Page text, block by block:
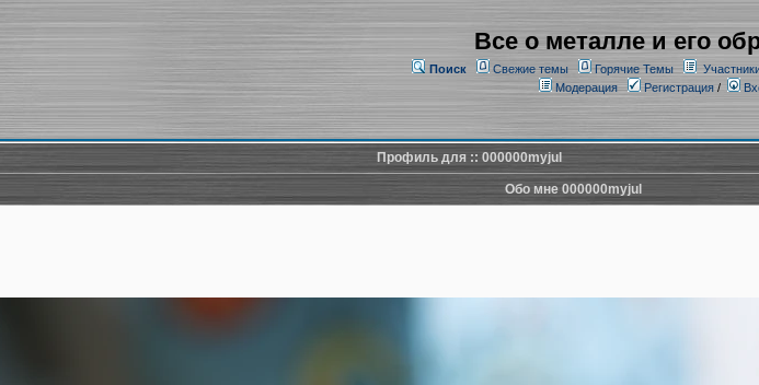
Все о металле и его
Поиск Свежие темы Горячие Темы
Модерация
Регистрация /
Профиль для :: 000000myjul
Обо мне 000000myjul